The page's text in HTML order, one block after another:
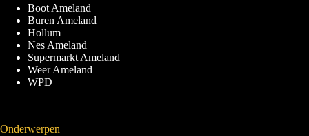
Boot Ameland
Buren Ameland
Hollum
Nes Ameland
Supermarkt Ameland
Weer Ameland
WPD
Onderwerpen